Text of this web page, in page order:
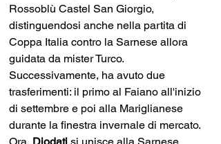
Rossoblù Castel San Giorgio,
distinguendosi anche nella partita di
Coppa Italia contro la Sarnese allora
guidata da mister Turco.
Successivamente, ha avuto due
trasferimenti: il primo al Faiano all'inizio
di settembre e poi alla Mariglianese
durante la finestra invernale di mercato.